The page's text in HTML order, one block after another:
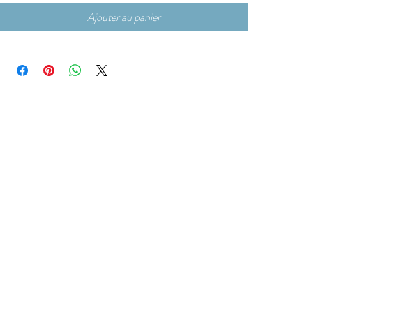
Ajouter au panier